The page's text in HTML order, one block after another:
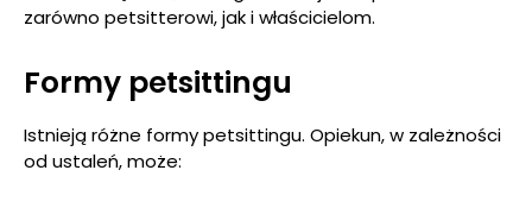
zarówno petsitterowi, jak i właścicielom.
Formy petsittingu
Istnieją różne formy petsittingu. Opiekun, w zależności
od ustaleń, może: